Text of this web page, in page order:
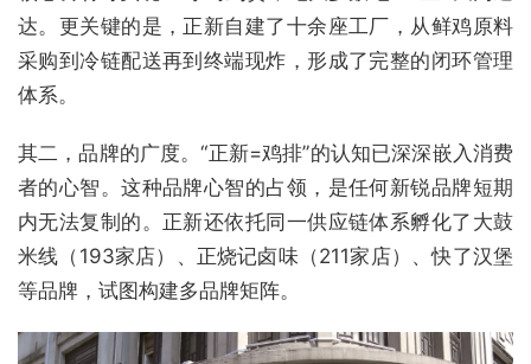
达。更关键的是，正新自建了十余座工厂，从鲜鸡原料
采购到冷链配送再到终端现炸，形成了完整的闭环管理
体系。
其二，品牌的广度。“正新=鸡排”的认知已深深嵌入消费
者的心智。这种品牌心智的占领，是任何新锐品牌短期
内无法复制的。正新还依托同一供应链体系孵化了大鼓
米线（193家店）、正烧记卤味（211家店）、快了汉堡
等品牌，试图构建多品牌矩阵。